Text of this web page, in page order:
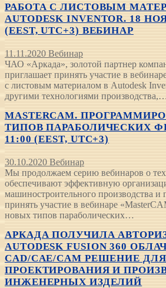
РАБОТА С ЛИСТОВЫМ
AUTODESK INVENTOR. 18
(EEST, UTC+3) ВЕБИНАР
11.11.2020 Вебинар
ЧАО «Аркада», золотой партнер
приглашает принять участие в
с листовым материалом в Autodesk
другими технологиями
MASTERCAM.
ТИПОВ ПАРАБОЛИЧЕСКИХ
11:00 (EEST, UTC+3)
30.10.2020 Вебинар
Мы продолжаем серию вебинаров о
обеспечивают эффективную
машиностроительного производства и
принять участие в вебинаре
новых типов параболических…
АРКАДА ПОЛУЧИЛА
AUTODESK FUSION 360
CAD/CAE/CAM РЕШЕНИЕ ДЛЯ
ПРОЕКТИРОВАНИЯ И
ИНЖЕНЕРНЫХ ИЗДЕЛИЙ